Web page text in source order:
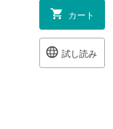
カート
試し読み